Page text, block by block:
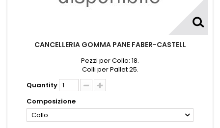
CANCELLERIA GOMMA PANE FABER-CASTELL
Pezzi per Collo: 18.
Colli per Pallet 25.
Quantity
Composizione
Collo